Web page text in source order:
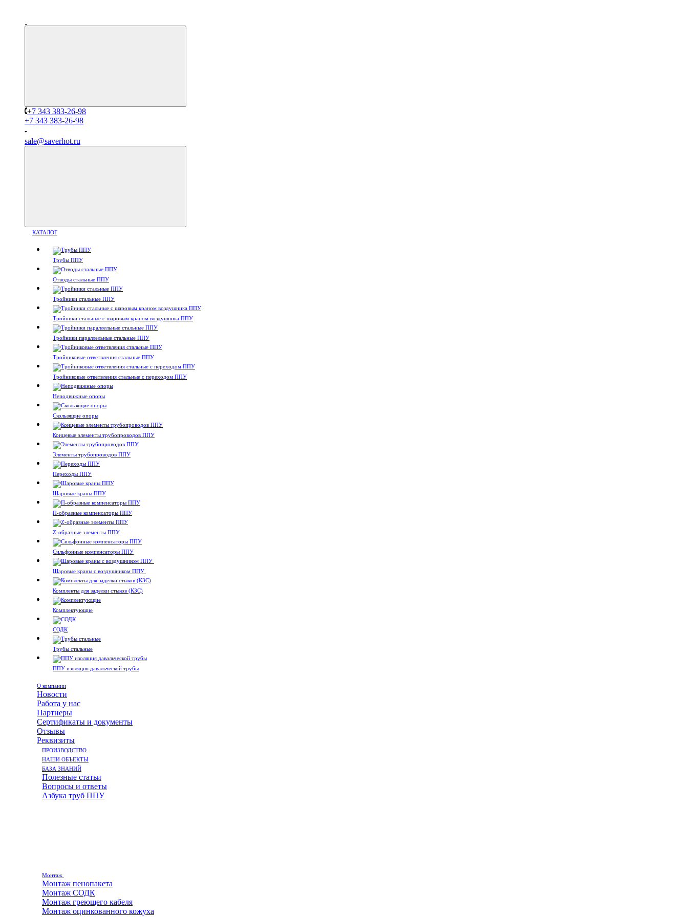
+7 343 383-26-98
+7 343 383-26-98
sale@saverhot.ru
КАТАЛОГ
Трубы ППУ
Отводы стальные ППУ
Тройники стальные ППУ
Тройники стальные с шаровым краном воздушника ППУ
Тройники параллельные стальные ППУ
Тройниковые ответвления стальные ППУ
Тройниковые ответвления стальные с переходом ППУ
Неподвижные опоры
Скользящие опоры
Концевые элементы трубопроводов ППУ
Элементы трубопроводов ППУ
Переходы ППУ
Шаровые краны ППУ
П-образные компенсаторы ППУ
Z-образные элементы ППУ
Сильфонные компенсаторы ППУ
Шаровые краны с воздушником ППУ
Комплекты для заделки стыков (КЗС)
Комплектующие
СОДК
Трубы стальные
ППУ изоляция давальческой трубы
О компании
Новости
Работа у нас
Партнеры
Сертификаты и документы
Отзывы
Реквизиты
ПРОИЗВОДСТВО
НАШИ ОБЪЕКТЫ
БАЗА ЗНАНИЙ
Полезные статьи
Вопросы и ответы
Азбука труб ППУ
Монтаж
Монтаж пенопакета
Монтаж СОДК
Монтаж греющего кабеля
Монтаж оцинкованного кожуха